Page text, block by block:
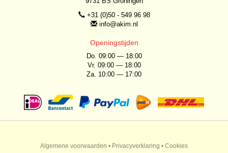
+31 (0)50 - 549 96 98
info@akim.nl
Openingstijden
Do. 09:00 — 18:00
Vr. 09:00 — 18:00
Za. 10:00 — 17:00
Algemene voorwaarden • Privacyverklaring • Cookies